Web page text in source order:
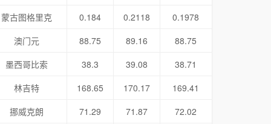
蒙古图格里克
0.184 0.2118
0.1978
澳门元
88.75 89.16
88.75
墨西哥比索
38.3 39.08
38.71
林吉特
168.65 170.17
169.41
挪威克朗
71.29 71.87
72.02